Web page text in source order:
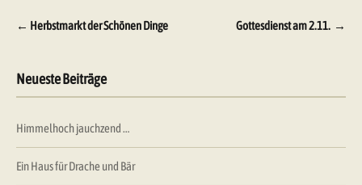
Beitragsnavigation
← Herbstmarkt der Schönen Dinge Gottesdienst am 2.11. →
Neueste Beiträge
Himmelhoch jauchzend …
Ein Haus für Drache und Bär